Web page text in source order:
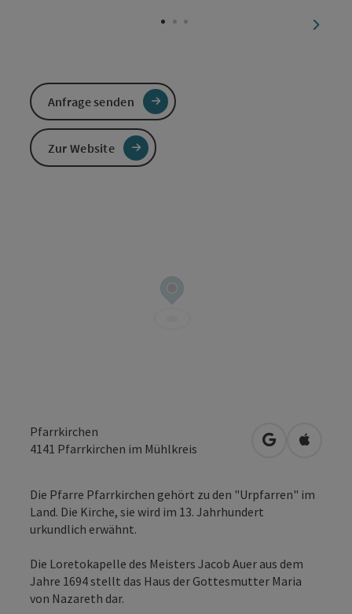
Pfarrkirchen
4141 Pfarrkirchen im Mühlkreis in Google
in
Die Pfarre Pfarrkirchen gehört zu den "Urpfarren" im
Land. Die Kirche, sie wird im 13. Jahrhundert
urkundlich erwähnt.
Die Loretokapelle des Meisters Jacob Auer aus dem
Jahre 1694 stellt das Haus der Gottesmutter Maria
von Nazareth dar.
Anfrage senden
Zur Website